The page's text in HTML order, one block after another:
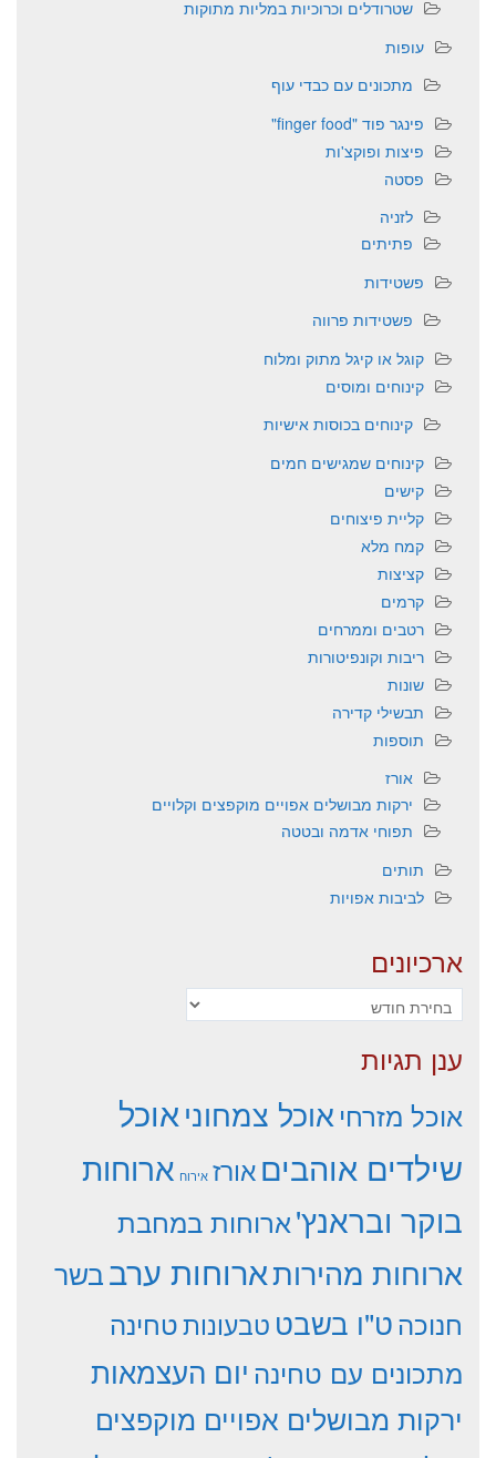
שטרודלים וכרוכיות במליות מתוקות
עופות
מתכונים עם כבדי עוף
פינגר פוד "finger food"
פיצות ופוקצ'ות
פסטה
לזניה
פתיתים
פשטידות
פשטידות פרווה
קוגל או קיגל מתוק ומלוח
קינוחים ומוסים
קינוחים בכוסות אישיות
קינוחים שמגישים חמים
קישים
קליית פיצוחים
קמח מלא
קציצות
קרמים
רטבים וממרחים
ריבות וקונפיטורות
שונות
תבשילי קדירה
תוספות
אורז
ירקות מבושלים אפויים מוקפצים וקלויים
תפוחי אדמה ובטטה
תותים
לביבות אפויות
ארכיונים
ענן תגיות
אוכל מזרחי אוכל צמחוניאוכל
שילדים אוהביםאורז אירוח ארוחות
בוקר ובראנץ'ארוחות במחבת
ארוחות מהירותארוחות ערבבשר
חנוכהט"ו בשבט טבעונותטחינה
מתכונים עם טחינה יום העצמאות
ירקות מבושלים אפויים מוקפצים